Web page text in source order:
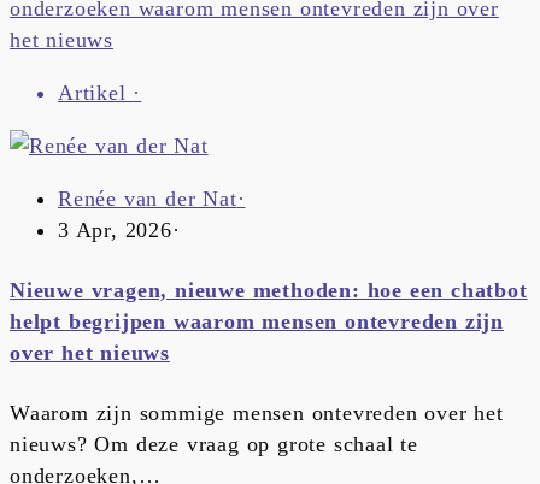
Artikel ·
Renée van der Nat·
3 Apr, 2026·
Nieuwe vragen, nieuwe methoden: hoe een chatbot
helpt begrijpen waarom mensen ontevreden zijn
over het nieuws
Waarom zijn sommige mensen ontevreden over het
nieuws? Om deze vraag op grote schaal te
onderzoeken,…